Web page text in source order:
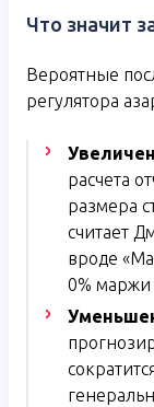
Что значит
Вероятные
регулятора
расчета
размера
считает
вроде
0% маржи